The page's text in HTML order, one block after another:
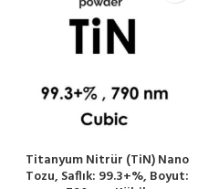
Titanyum Nitrür (TiN) Nano
Tozu, Saflık: 99.3+%, Boyut: